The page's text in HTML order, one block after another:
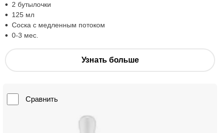
2 бутылочки
125 мл
Соска с медленным потоком
0-3 мес.
Узнать больше
Сравнить